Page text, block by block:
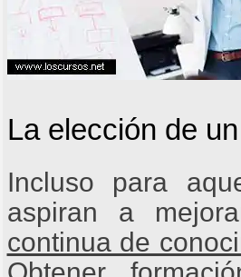
La elección de
Incluso para
aspiran a
continua de